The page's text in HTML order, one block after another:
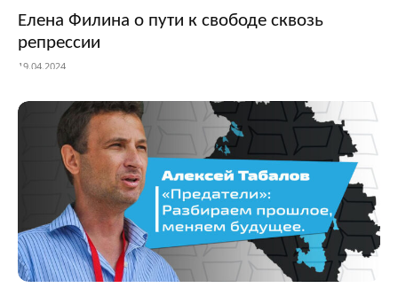
Елена Филина о пути к свободе сквозь
репрессии
19.04.2024